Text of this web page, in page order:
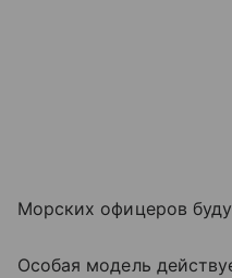
Морских офицеров
Особая модель